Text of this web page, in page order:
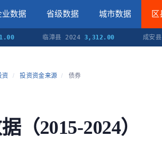
业数据 省级数据 城市数据 区
临漳县 2024 3,312.00 成安县 2024
资 / 投资资金来源 / 债券
（2015-2024）